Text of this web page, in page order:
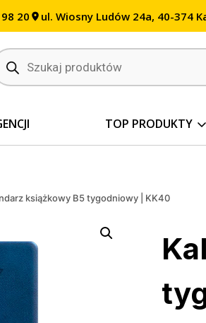
20 ul. Wiosny Ludów 24a, 40-374
TOP PRODUKTY
książkowy B5 tygodniowy | KK40